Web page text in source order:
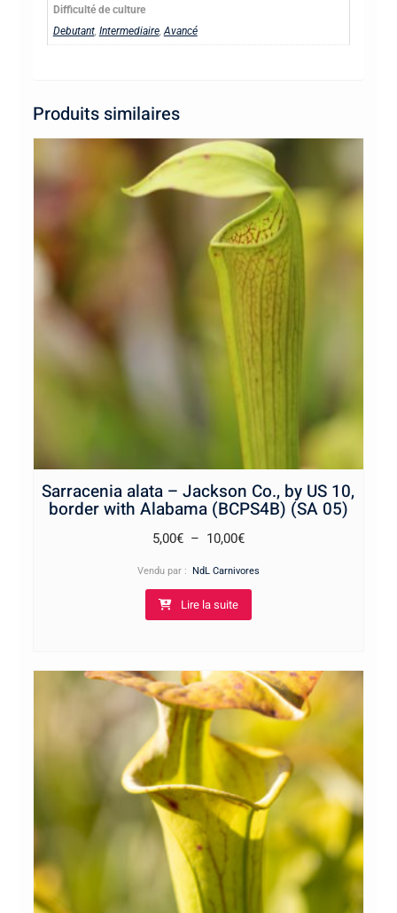
Difficulté de culture
Debutant, Intermediaire,Avancé
Produits similaires
Sarracenia alata – Jackson Co., by US 10,
border with Alabama (BCPS4B) (SA 05)
5,00€ – 10,00€Plage
Vendu par : NdL Carnivores
Lire la suite